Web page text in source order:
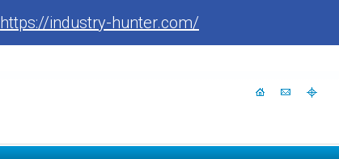
https://industry-hunter.com/